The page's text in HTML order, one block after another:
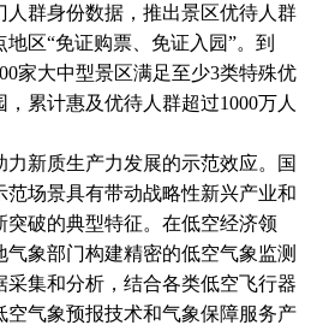
人群身份数据，推出景区优待人群
地区“免证购票、免证入园”。到
家大中型景区满足至少3类特殊优
累计惠及优待人群超过1000万人
新质生产力发展的示范效应。国
场景具有带动战略性新兴产业和
突破的典型特征。在低空经济领
象部门构建精密的低空气象监测
采集和分析，结合各类低空飞行器
空气象预报技术和气象保障服务产